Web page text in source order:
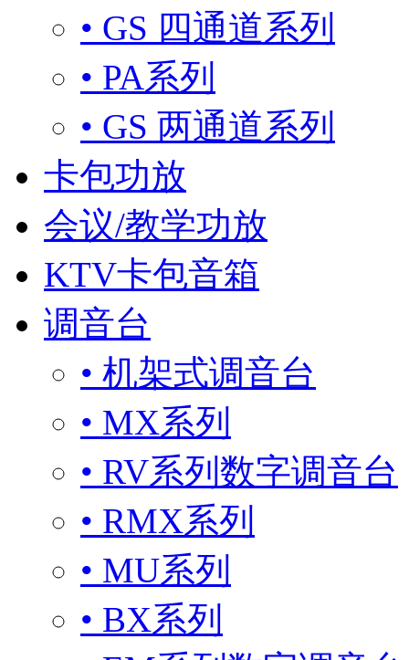
• GS 四通道系列
• PA系列
• GS 两通道系列
卡包功放
会议/教学功放
KTV卡包音箱
调音台
• 机架式调音台
• MX系列
• RV系列数字调音台
• RMX系列
• MU系列
• BX系列